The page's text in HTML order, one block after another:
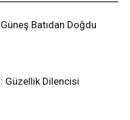
Batıdan Doğdu
Dilencisi